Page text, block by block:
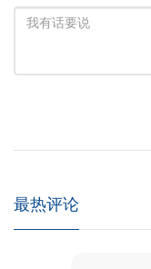
最热评论